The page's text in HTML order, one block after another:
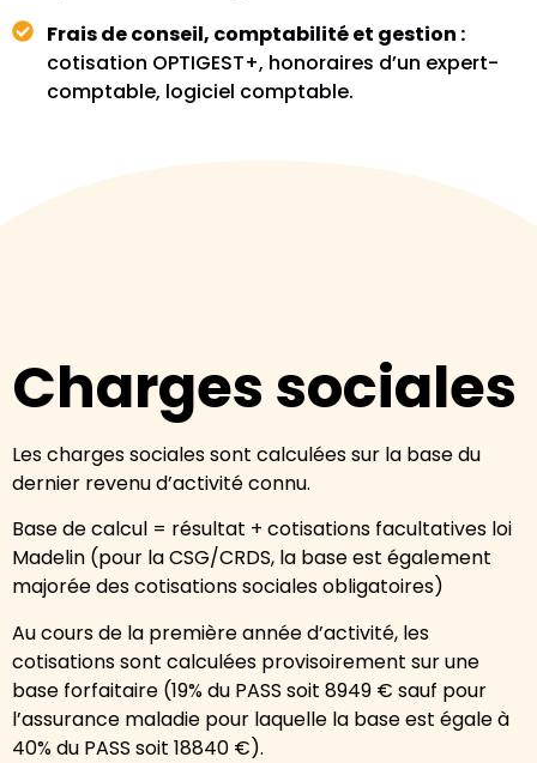
Frais de conseil, comptabilité et gestion :
cotisation OPTIGEST+, honoraires d’un expert-
comptable, logiciel comptable.
Charges sociales
Les charges sociales sont calculées sur la base du
dernier revenu d’activité connu.
Base de calcul = résultat + cotisations facultatives loi
Madelin (pour la CSG/CRDS, la base est également
majorée des cotisations sociales obligatoires)
Au cours de la première année d’activité, les
cotisations sont calculées provisoirement sur une
base forfaitaire (19% du PASS soit 8949 € sauf pour
l’assurance maladie pour laquelle la base est égale à
40% du PASS soit 18840 €).